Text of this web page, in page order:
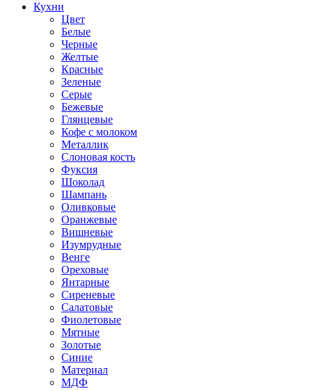
Кухни
Цвет
Белые
Черные
Желтые
Красные
Зеленые
Серые
Бежевые
Глянцевые
Кофе с молоком
Металлик
Слоновая кость
Фуксия
Шоколад
Шампань
Оливковые
Оранжевые
Вишневые
Изумрудные
Венге
Ореховые
Янтарные
Сиреневые
Салатовые
Фиолетовые
Мятные
Золотые
Синие
Материал
МДФ